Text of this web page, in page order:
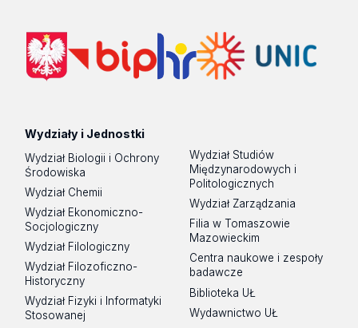
Wydziały i Jednostki
Wydział Biologii i Ochrony
Środowiska
Wydział Chemii
Wydział Ekonomiczno-
Socjologiczny
Wydział Filologiczny
Wydział Filozoficzno-
Historyczny
Wydział Fizyki i Informatyki
Stosowanej
Wydział Studiów
Międzynarodowych i
Politologicznych
Wydział Zarządzania
Filia w Tomaszowie
Mazowieckim
Centra naukowe i zespoły
badawcze
Biblioteka UŁ
Wydawnictwo UŁ